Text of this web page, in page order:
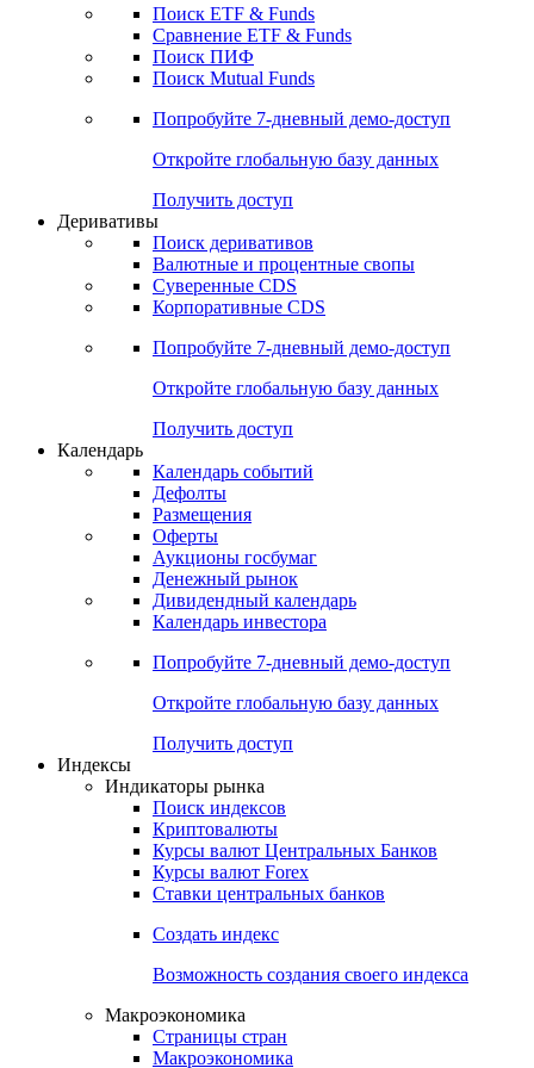
Откройте глобальную базу данных
Получить доступ
ETF & Funds
Сравнение ETF & Funds
Поиск Mutual Funds
Попробуйте7-дневный
Откройте глобальную базу данных
Получить доступ
Деривативы
Валютные и процентные свопы
Корпоративные CDS
Попробуйте7-дневный
Откройте глобальную базу данных
Получить доступ
Календарь
Календарь событий
Дефолты
Размещения
Оферты
Денежный рынок
Календарь инвестора
Попробуйте7-дневный
Откройте глобальную базу данных
Получить доступ
Индикаторы рынка
Поиск индексов
Курсы валют Центральных Банков
Ставки центральных банков
Создать индекс
Возможность создания своего индекса